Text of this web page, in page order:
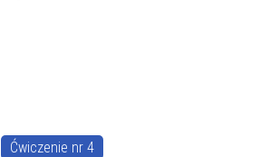
Ćwiczenie nr 4